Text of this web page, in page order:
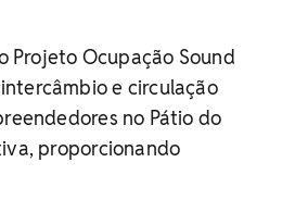
Projeto Ocupação Sound
e circulação
no Pátio do
proporcionando